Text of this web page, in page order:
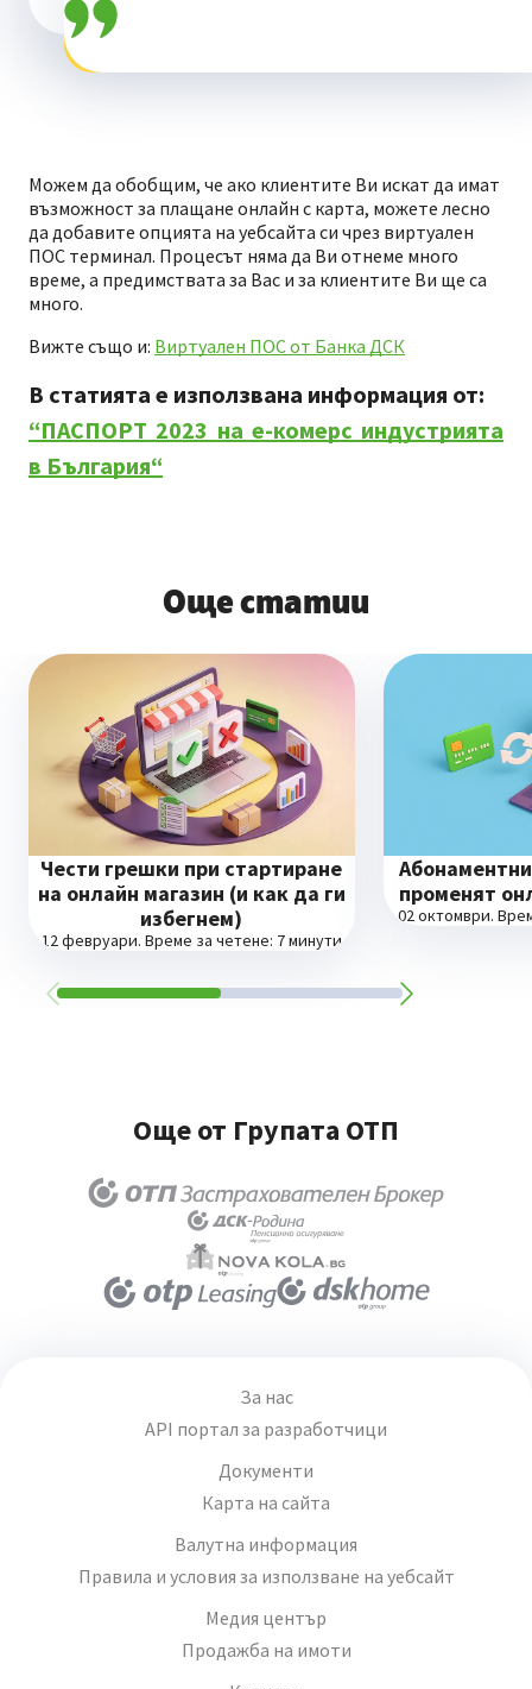
Можем да обобщим, че ако клиентите Ви искат да имат
възможност за плащане онлайн с карта, можете лесно
да добавите опцията на уебсайта си чрез виртуален
ПОС терминал. Процесът няма да Ви отнеме много
време, а предимствата за Вас и за клиентите Ви ще са
много.
Вижте също и: Виртуален ПОС от Банка ДСК
В статията е използвана информация от:
“ПАСПОРТ 2023 на е-комерс индустрията
в България“
Още статии
Чести грешки при стартиране
на онлайн магазин (и как да ги
избегнем)
12 февруари. Време за четене: 7 минути
променят
02 октомври.
Още от Групата ОТП
За нас
API портал за разработчици
Документи
Карта на сайта
Валутна информация
Правила и условия за използване на уебсайт
Медия център
Продажба на имоти